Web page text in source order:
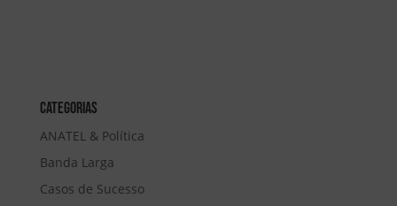
Categorias
ANATEL & Política
Banda Larga
Casos de Sucesso